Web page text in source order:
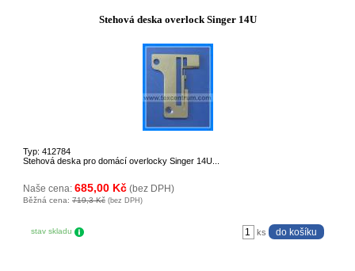
Stehová deska overlock Singer 14U
Typ: 412784
Stehová deska pro domácí overlocky Singer 14U...
Naše cena: 685,00 Kč (bez DPH)
Běžná cena: 719,3 Kč (bez DPH)
stav skladu ks